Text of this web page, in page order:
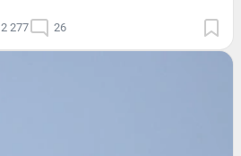
2 277 26